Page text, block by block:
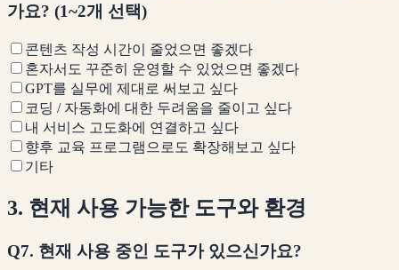
가요? (1~2개 선택)
콘텐츠 작성 시간이 줄었으면 좋겠다
혼자서도 꾸준히 운영할 수 있었으면 좋겠다
GPT를 실무에 제대로 써보고 싶다
코딩 / 자동화에 대한 두려움을 줄이고 싶다
내 서비스 고도화에 연결하고 싶다
향후 교육 프로그램으로도 확장해보고 싶다
기타
3. 현재 사용 가능한 도구와 환경
Q7. 현재 사용 중인 도구가 있으신가요?